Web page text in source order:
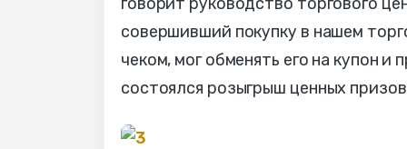
совершивший покупку в нашем
чеком, мог обменять его на купон и
состоялся розыгрыш ценных